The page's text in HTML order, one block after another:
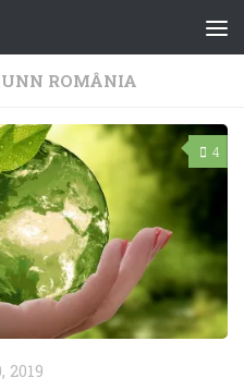
ROMÂNIA
4
2019